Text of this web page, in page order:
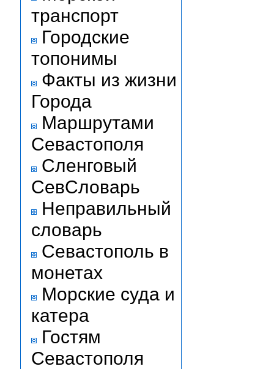
транспорт
Городские
топонимы
Факты из жизни
Города
Маршрутами
Севастополя
Сленговый
СевСловарь
Неправильный
словарь
Севастополь в
монетах
Морские суда и
катера
Гостям
Севастополя